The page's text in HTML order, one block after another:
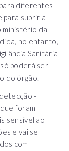
diferentes
suprir a
ministério da
no entanto,
Sanitária
poderá ser
do órgão.
-
foram
sensível ao
e vai se
com